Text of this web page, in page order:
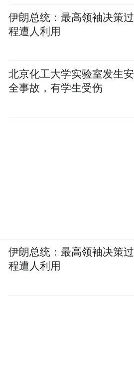
伊朗总统：最高领袖决策过
程遭人利用
北京化工大学实验室发生安
全事故，有学生受伤
伊朗总统：最高领袖决策过
程遭人利用